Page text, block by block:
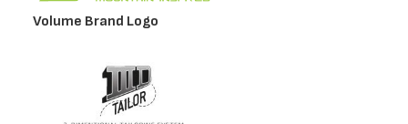
Volume Brand Logo